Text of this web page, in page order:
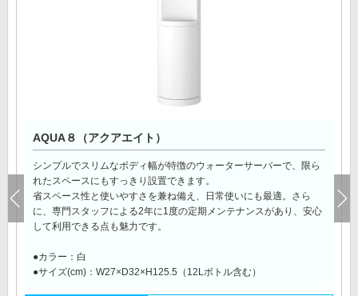
AQUA８（アクアエイト）
シンプルでスリムなボディ幅が特徴のウォーターサーバーで、限ら
れたスペースにもすっきり設置できます。
省スペース性と使いやすさを兼ね備え、日常使いにも最適。さら
に、専門スタッフによる2年に1度の定期メンテナンスがあり、安心
して利用できる点も魅力です。
●カラー：白
●サイズ(cm)：W27×D32×H125.5（12Lボトル含む）